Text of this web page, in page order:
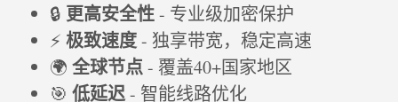
🔒 更高安全性- 专业级加密保护
⚡ 极致速度- 独享带宽，稳定高速
🌍 全球节点- 覆盖40+国家地区
🎯 低延迟- 智能线路优化